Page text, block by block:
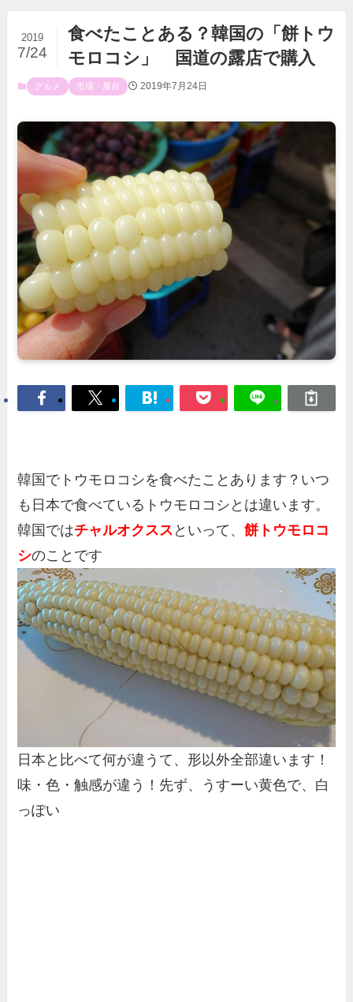
食べたことある？韓国の「餅トウ
モロコシ」 国道の露店で購入
2019
7/24
グルメ 市場・屋台 2019年7月24日
韓国でトウモロコシを食べたことあります？いつ
も日本で食べているトウモロコシとは違います。
韓国ではチャルオクスス といって、餅トウモロコ
シのことです
日本と比べて何が違うて、形以外全部違います！
味・色・触感が違う！先ず、うすーい黄色で、白
っぽい